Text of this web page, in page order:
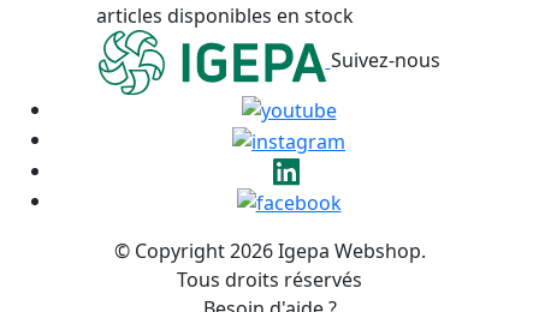
articles disponibles en stock
Suivez-nous
© Copyright 2026 Igepa Webshop.
Tous droits réservés